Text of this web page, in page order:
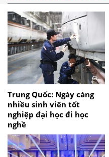
Trung Quốc: Ngày càng
nhiều sinh viên tốt
nghiệp đại học đi học
nghề